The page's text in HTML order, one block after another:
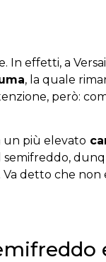
effetti, a
, la quale
però:
un più elevato
semifreddo,
detto che non